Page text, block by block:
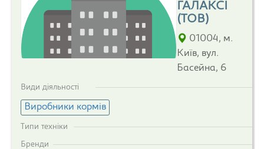
ГАЛАКСІ
(ТОВ)
01004, м.
Київ, вул.
Басейна, 6
Види діяльності
Виробники кормів
Типи техніки
Бренди